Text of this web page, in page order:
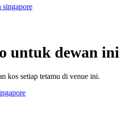
singapore
untuk dewan ini
kos setiap tetamu di venue ini.